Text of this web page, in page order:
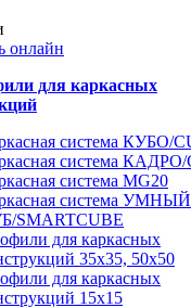
онлайн
для каркасных
система КУБО/
система
система MG20
система УМНЫЙ
SMARTCUBE
для каркасных
35x35, 50x50
для каркасных
15х15